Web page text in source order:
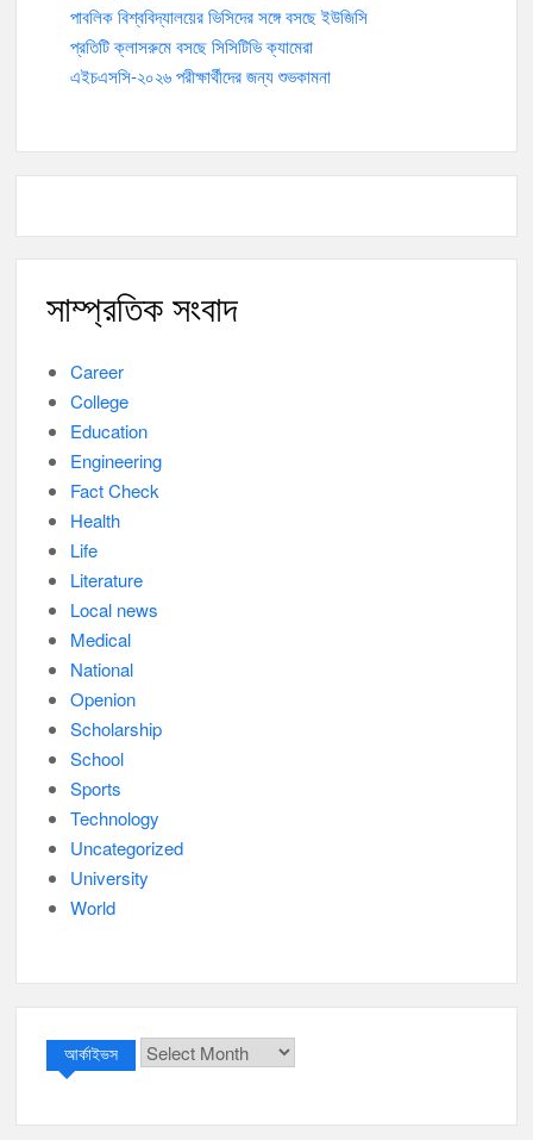
পাবলিক বিশ্ববিদ্যালয়ের ভিসিদের সঙ্গে বসছে ইউজিসি
প্রতিটি ক্লাসরুমে বসছে সিসিটিভি ক্যামেরা
এইচএসসি-২০২৬ পরীক্ষার্থীদের জন্য শুভকামনা
সাম্প্রতিক সংবাদ
Career
College
Education
Engineering
Fact Check
Health
Life
Literature
Local news
Medical
National
Openion
Scholarship
School
Sports
Technology
Uncategorized
University
World
আর্কাইভস আর্কাইভস